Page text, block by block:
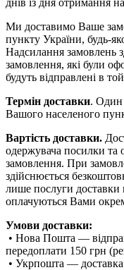
Ми доставимо Ваше
пункту України, будь-
Надсилання замовлень
замовлення, які були
будуть відправлені в
Термін доставки. Один
Вашого населеного
Вартість доставки.
одержувача посилки та
замовлення. При
здійснюється
лише послуги доставки
оплачуються Вами
Умови доставки:
• Нова Пошта —
передоплати 150 грн
• Укрпошта —